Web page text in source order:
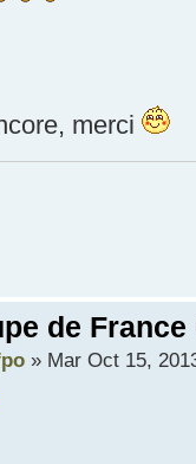
merci
de
» Mar Oct 15,